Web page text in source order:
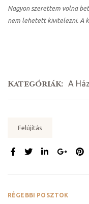
Nagyon szerettem volna
nem lehetett kivitelezni. A
Kategóriák: A
Tags:
Felújítás
MEGOSZTÁS:
RÉGEBBI POSZTOK